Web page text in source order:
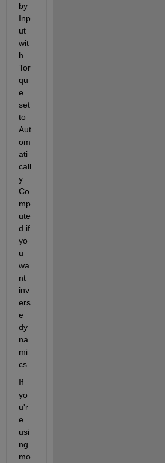
by
Inp
ut
wit
h
Tor
qu
e
set
to
Aut
om
ati
call
y
Co
mp
ute
d if
yo
u
wa
nt
inv
ers
e
dy
na
mi
cs
If
yo
u'r
e
usi
ng
mo